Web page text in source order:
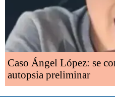
Caso Ángel López: se
autopsia preliminar